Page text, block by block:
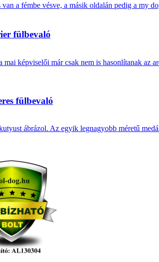
a fémbe vésve, a másik oldalán pedig a my
fülbevaló
képviselői már csak nem is hasonlítanak az
fülbevaló
ábrázol. Az egyik legnagyobb méretű